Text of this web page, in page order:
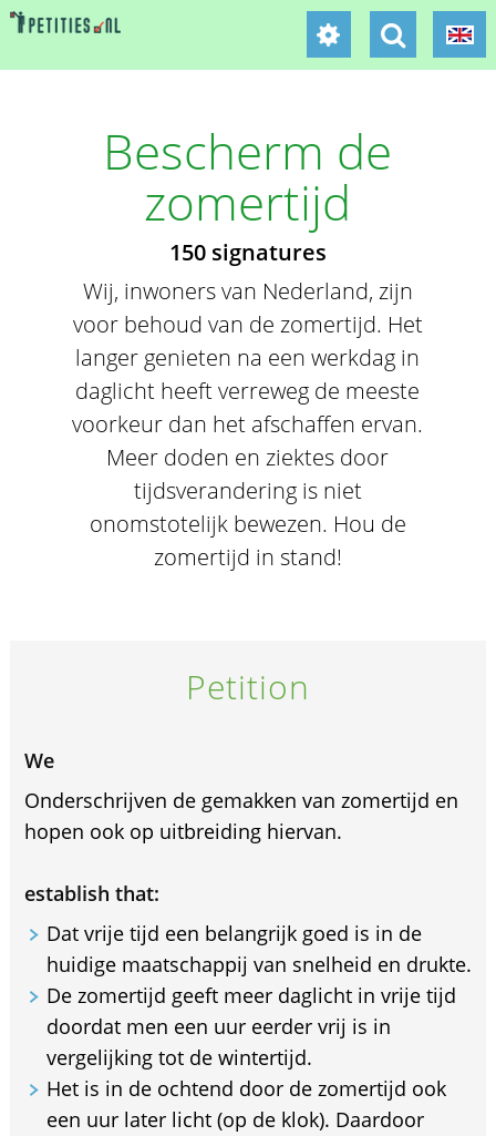
Bescherm de
zomertijd
150 signatures
Wij, inwoners van Nederland, zijn
voor behoud van de zomertijd. Het
langer genieten na een werkdag in
daglicht heeft verreweg de meeste
voorkeur dan het afschaffen ervan.
Meer doden en ziektes door
tijdsverandering is niet
onomstotelijk bewezen. Hou de
zomertijd in stand!
Petition
We
Onderschrijven de gemakken van zomertijd en
hopen ook op uitbreiding hiervan.
establish that:
Dat vrije tijd een belangrijk goed is in de
huidige maatschappij van snelheid en drukte.
De zomertijd geeft meer daglicht in vrije tijd
doordat men een uur eerder vrij is in
vergelijking tot de wintertijd.
Het is in de ochtend door de zomertijd ook
een uur later licht (op de klok). Daardoor